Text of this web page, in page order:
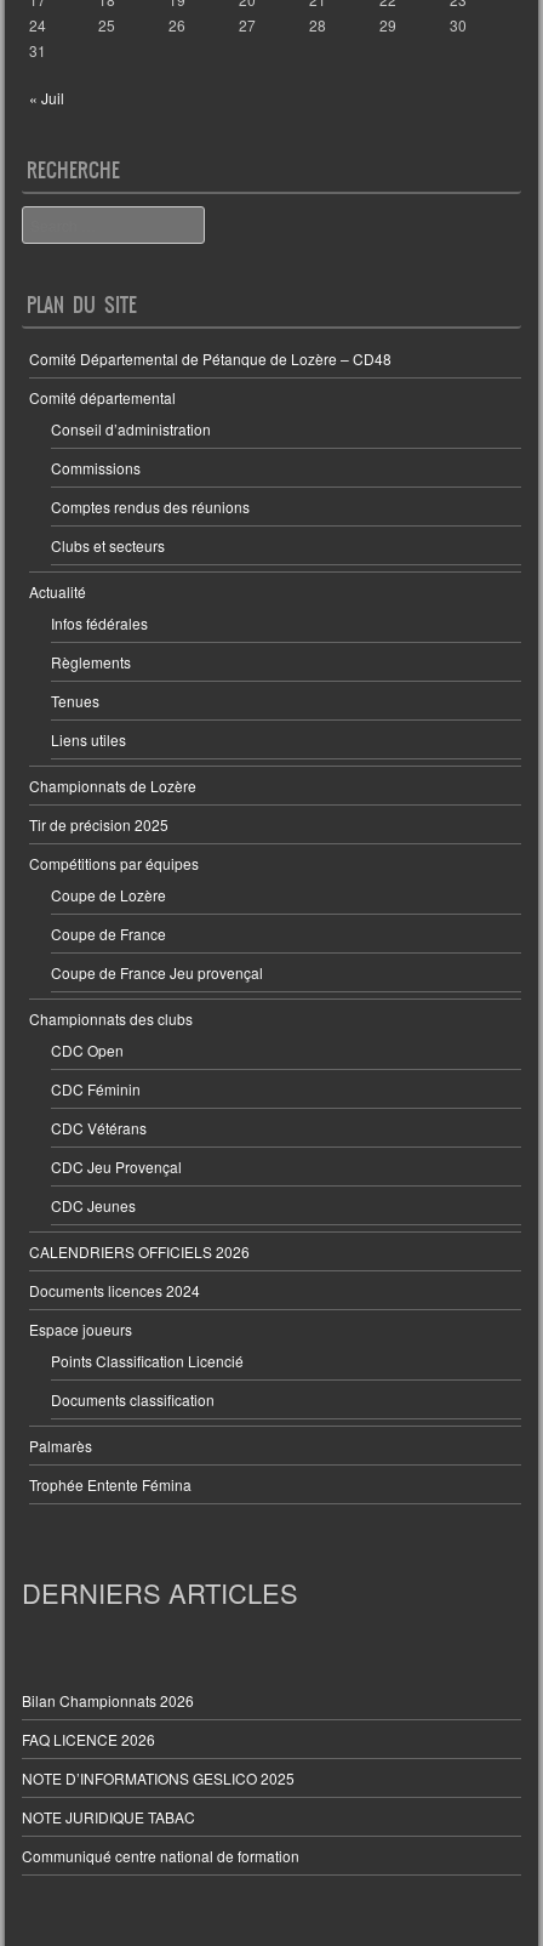
24
25 26 27 28 29
30
31
« Juil
RECHERCHE
PLAN DU SITE
Comité Départemental de Pétanque de Lozère – CD48
Comité départemental
Conseil d’administration
Commissions
Comptes rendus des réunions
Clubs et secteurs
Actualité
Infos fédérales
Règlements
Tenues
Liens utiles
Championnats de Lozère
Tir de précision 2025
Compétitions par équipes
Coupe de Lozère
Coupe de France
Coupe de France Jeu provençal
Championnats des clubs
CDC Open
CDC Féminin
CDC Vétérans
CDC Jeu Provençal
CDC Jeunes
CALENDRIERS OFFICIELS 2026
Documents licences 2024
Espace joueurs
Points Classification Licencié
Documents classification
Palmarès
Trophée Entente Fémina
DERNIERS ARTICLES
Bilan Championnats 2026
FAQ LICENCE 2026
NOTE D’INFORMATIONS GESLICO 2025
NOTE JURIDIQUE TABAC
Communiqué centre national de formation